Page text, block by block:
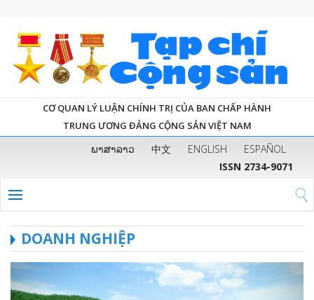
CƠ QUAN LÝ LUẬN CHÍNH TRỊ CỦA BAN CHẤP HÀNH
TRUNG ƯƠNG ĐẢNG CỘNG SẢN VIỆT NAM
ພາສາລາວ 中文 ENGLISH
ESPAÑOL
ISSN 2734-9071
DOANH NGHIỆP